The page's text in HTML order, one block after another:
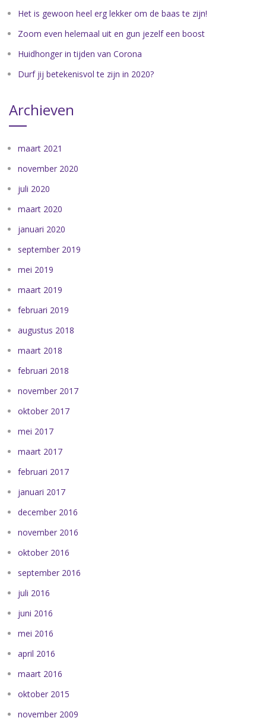
Het is gewoon heel erg lekker om de baas te zijn!
Zoom even helemaal uit en gun jezelf een boost
Huidhonger in tijden van Corona
Durf jij betekenisvol te zijn in 2020?
Archieven
maart 2021
november 2020
juli 2020
maart 2020
januari 2020
september 2019
mei 2019
maart 2019
februari 2019
augustus 2018
maart 2018
februari 2018
november 2017
oktober 2017
mei 2017
maart 2017
februari 2017
januari 2017
december 2016
november 2016
oktober 2016
september 2016
juli 2016
juni 2016
mei 2016
april 2016
maart 2016
oktober 2015
november 2009